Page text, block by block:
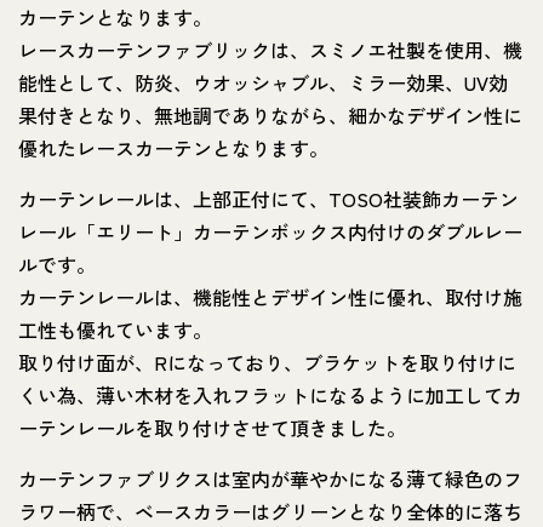
カーテンとなります。
レースカーテンファブリックは、スミノエ社製を使用、機
能性として、防炎、ウオッシャブル、ミラー効果、UV効
果付きとなり、無地調でありながら、細かなデザイン性に
優れたレースカーテンとなります。
カーテンレールは、上部正付にて、TOSO社装飾カーテン
レール「エリート」カーテンボックス内付けのダブルレー
ルです。
カーテンレールは、機能性とデザイン性に優れ、取付け施
工性も優れています。
取り付け面が、Rになっており、ブラケットを取り付けに
くい為、薄い木材を入れフラットになるように加工してカ
ーテンレールを取り付けさせて頂きました。
カーテンファブリクスは室内が華やかになる薄て緑色のフ
ラワー柄で、ベースカラーはグリーンとなり全体的に落ち